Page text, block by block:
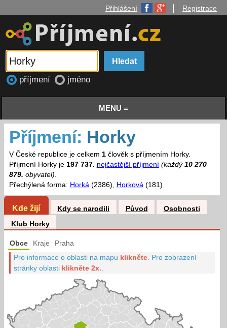
Přihlášení Registrace
příjmení jméno
MENU ≡
Příjmení: Horky
V České republice je celkem 1člověk s příjmením Horky.
Příjmení Horky je 197 737. nejčastější příjmení (každý 10 270
879. obyvatel).
Přechýlená forma: Horká(2386), Horková(181)
Kde žijí Kdy se narodili Původ
Osobnosti
Klub Horky
Obce Kraje Praha
Pro informace o oblasti na mapu klikněte Pro zobrazení
stránky oblasti klikněte 2x.